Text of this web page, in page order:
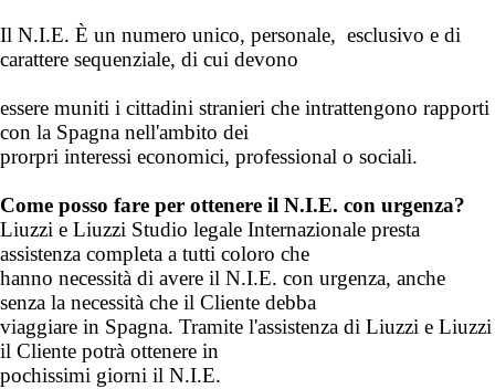
Il N.I.E. È un numero unico, personale, esclusivo e di
carattere sequenziale, di cui devono
essere muniti i cittadini stranieri che intrattengono rapporti
con la Spagna nell'ambito dei
prorpri interessi economici, professional o sociali.
Come posso fare per ottenere il N.I.E. con urgenza?
Liuzzi e Liuzzi Studio legale Internazionale presta
assistenza completa a tutti coloro che
hanno necessità di avere il N.I.E. con urgenza, anche
senza la necessità che il Cliente debba
viaggiare in Spagna. Tramite l'assistenza di Liuzzi e Liuzzi
il Cliente potrà ottenere in
pochissimi giorni il N.I.E.